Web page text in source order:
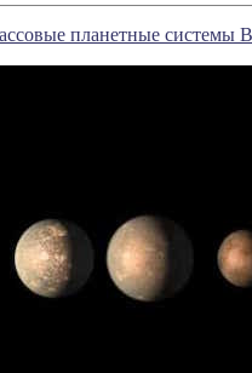
планетные системы